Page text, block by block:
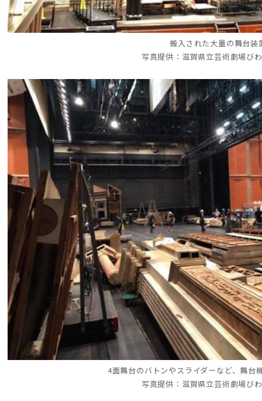
搬入された大量の舞台装
写真提供：滋賀県立芸術劇場び
4面舞台のバトンやスライダーなど、舞台
写真提供：滋賀県立芸術劇場び